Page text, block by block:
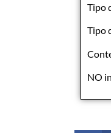
Tipo
Tipo
NO